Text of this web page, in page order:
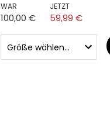
WAR
100,00 €
JETZT
59,99 €